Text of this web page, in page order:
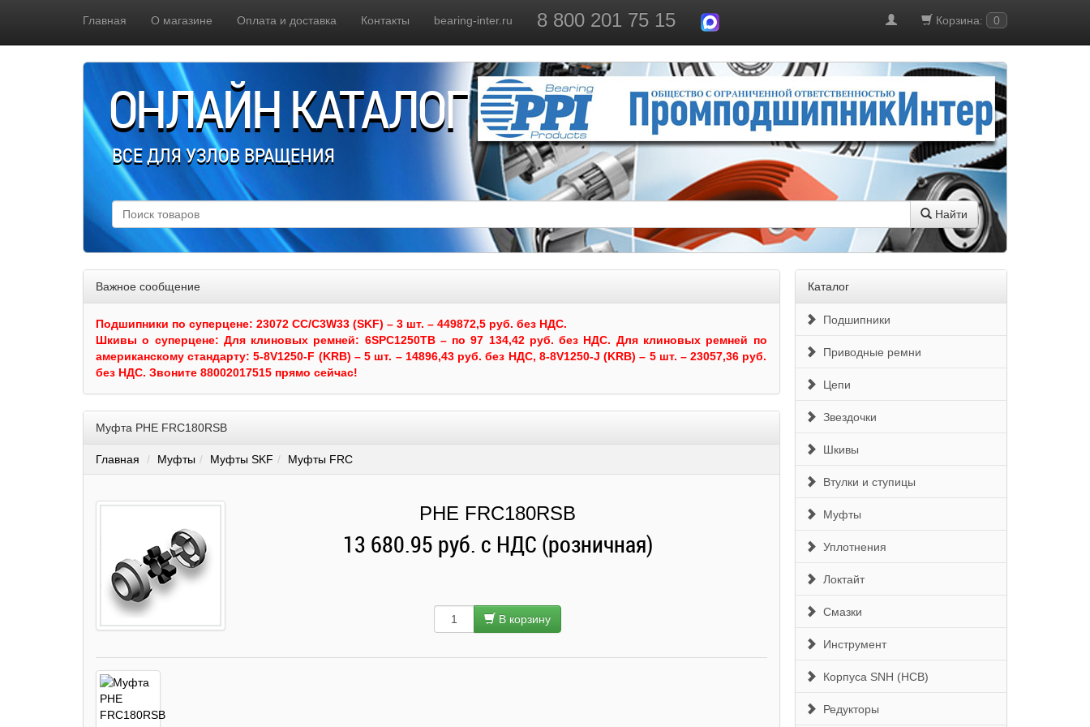
Главная О магазине Оплата и доставка Контакты bearing-inter.ru 8 800 201 75 15 Корзина: 0
ОНЛАЙН КАТАЛОГ
ВСЕ ДЛЯ УЗЛОВ ВРАЩЕНИЯ
Найти
Важное сообщение
Подшипники по суперцене: 23072 CC/C3W33 (SKF) – 3 шт. – 449872,5 руб. без НДС.
Шкивыо суперцене: Для клиновых ремней: 6SPC1250TB – по 97 134,42 руб. без НДС. Для клиновых ремней по
американскому стандарту: 5-8V1250-F (KRB) – 5 шт. – 14896,43 руб. без НДС, 8-8V1250-J (KRB) – 5 шт. – 23057,36 руб.
без НДС. Звоните 88002017515 прямо сейчас!
Муфта PHE FRC180RSB
Главная Муфты Муфты SKF Муфты FRC
PHE FRC180RSB
13 680.95 руб. с НДС (розничная)
В корзину
Каталог
Подшипники
Приводные ремни
Цепи
Звездочки
Шкивы
Втулки и ступицы
Муфты
Уплотнения
Локтайт
Смазки
Инструмент
Корпуса SNH (HCB)
Редукторы